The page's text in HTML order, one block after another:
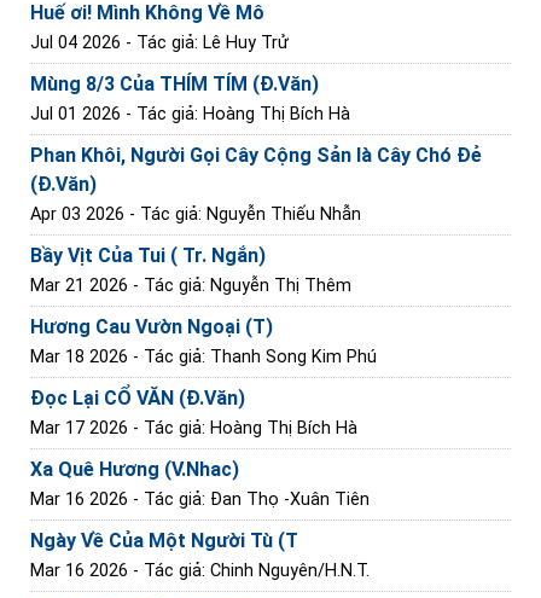
Huế ơi! Mình Không Về Mô
Jul 04 2026 - Tác giả: Lê Huy Trử
Mùng 8/3 Của THÍM TÍM (Đ.Văn)
Jul 01 2026 - Tác giả: Hoàng Thị Bích Hà
Phan Khôi, Người Gọi Cây Cộng Sản là Cây Chó Đẻ
(Đ.Văn)
Apr 03 2026 - Tác giả: Nguyễn Thiếu Nhẫn
Bầy Vịt Của Tui ( Tr. Ngắn)
Mar 21 2026 - Tác giả: Nguyễn Thị Thêm
Hương Cau Vườn Ngoại (T)
Mar 18 2026 - Tác giả: Thanh Song Kim Phú
Đọc Lại CỔ VĂN (Đ.Văn)
Mar 17 2026 - Tác giả: Hoàng Thị Bích Hà
Xa Quê Hương (V.Nhac)
Mar 16 2026 - Tác giả: Đan Thọ -Xuân Tiên
Ngày Về Của Một Người Tù (T
Mar 16 2026 - Tác giả: Chinh Nguyên/H.N.T.